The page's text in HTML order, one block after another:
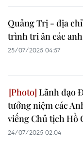
Quảng Trị - địa
trình tri ân các
25/07/2025 04:57
Lãnh đạo
tưởng niệm các
viếng Chủ tịch Hồ
24/07/2025 02:04